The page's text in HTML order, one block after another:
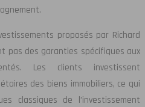
proposés par Richard
pas des garanties spécifiques aux
Les clients investissent
des biens immobiliers, ce qui
classiques de l’investissement